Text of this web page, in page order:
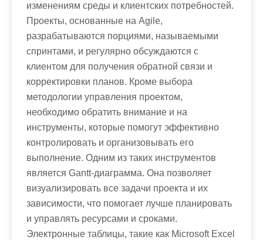
изменениям среды и клиентских потребностей.
Проекты, основанные на Agile,
разрабатываются порциями, называемыми
спринтами, и регулярно обсуждаются с
клиентом для получения обратной связи и
корректировки планов. Кроме выбора
методологии управления проектом,
необходимо обратить внимание и на
инструменты, которые помогут эффективно
контролировать и организовывать его
выполнение. Одним из таких инструментов
является Gantt-диаграмма. Она позволяет
визуализировать все задачи проекта и их
зависимости, что помогает лучше планировать
и управлять ресурсами и сроками.
Электронные таблицы, такие как Microsoft Excel